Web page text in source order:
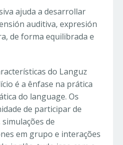
ajuda a desarrollar
auditiva, expresión
de forma equilibrada e
do Languz
é a ênfase na prática
do language. Os
de participar de
de
em grupo e interações